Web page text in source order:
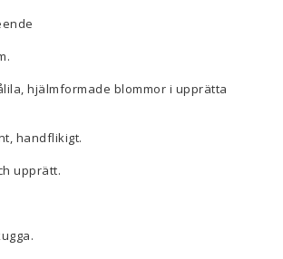
hjälmformade blommor i upprätta
handflikigt.
upprätt.